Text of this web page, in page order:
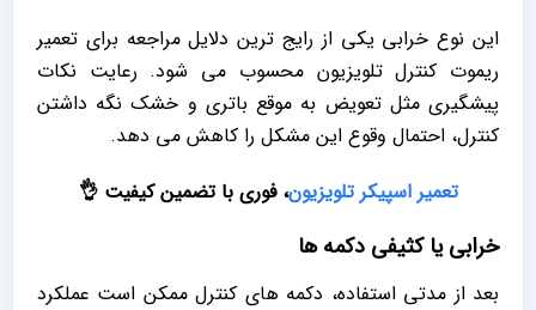
این نوع خرابی یکی از رایج‌ ترین دلایل مراجعه برای تعمیر
ریموت کنترل تلویزیون محسوب می‌ شود. رعایت نکات
پیشگیری مثل تعویض به‌ موقع باتری و خشک نگه داشتن
کنترل، احتمال وقوع این مشکل را کاهش می‌ دهد.
تعمیر اسپیکر تلویزیون، فوری با تضمین کیفیت 👌
خرابی یا کثیفی دکمه‌ ها
بعد از مدتی استفاده، دکمه‌ های کنترل ممکن است عملکرد